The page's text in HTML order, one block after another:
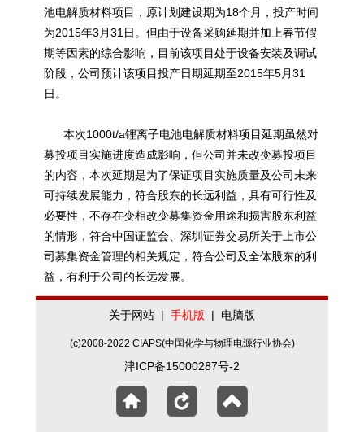
池电解质材料项目，原计划建设期为18个月，投产时间
为2015年3月31日。但由于设备采购延期并加上春节假
期等因素的综合影响，目前该项目处于设备安装及调试
阶段，公司预计该项目投产日期延期至2015年5月31
日。
本次1000t/a锂离子电池电解质材料项目延期虽然对
募投项目实施进度造成影响，但公司并未改变募投项目
的内容，本次延期是为了保证项目实施质量及公司未来
可持续发展能力，符合股东的长远利益，具有可行性及
必要性，不存在变相改变募集资金用途和损害股东利益
的情形，符合中国证监会、深圳证券交易所关于上市公
司募集资金管理的相关规定，符合公司及全体股东的利
益，有利于公司的长远发展。
关于网站 | 手机版 | 电脑版
(c)2008-2022 CIAPS(中国化学与物理电源行业协会)
津ICP备15000287号-2